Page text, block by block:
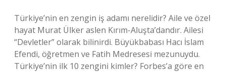
Türkiye’nin en zengin iş adamı nerelidir? Aile ve özel
hayat Murat Ülker aslen Kırım-Aluşta’dandır. Ailesi
“Devletler” olarak bilinirdi. Büyükbabası Hacı İslam
Efendi, öğretmen ve Fatih Medresesi mezunuydu.
Türkiye’nin ilk 10 zengini kimler? Forbes’a göre en